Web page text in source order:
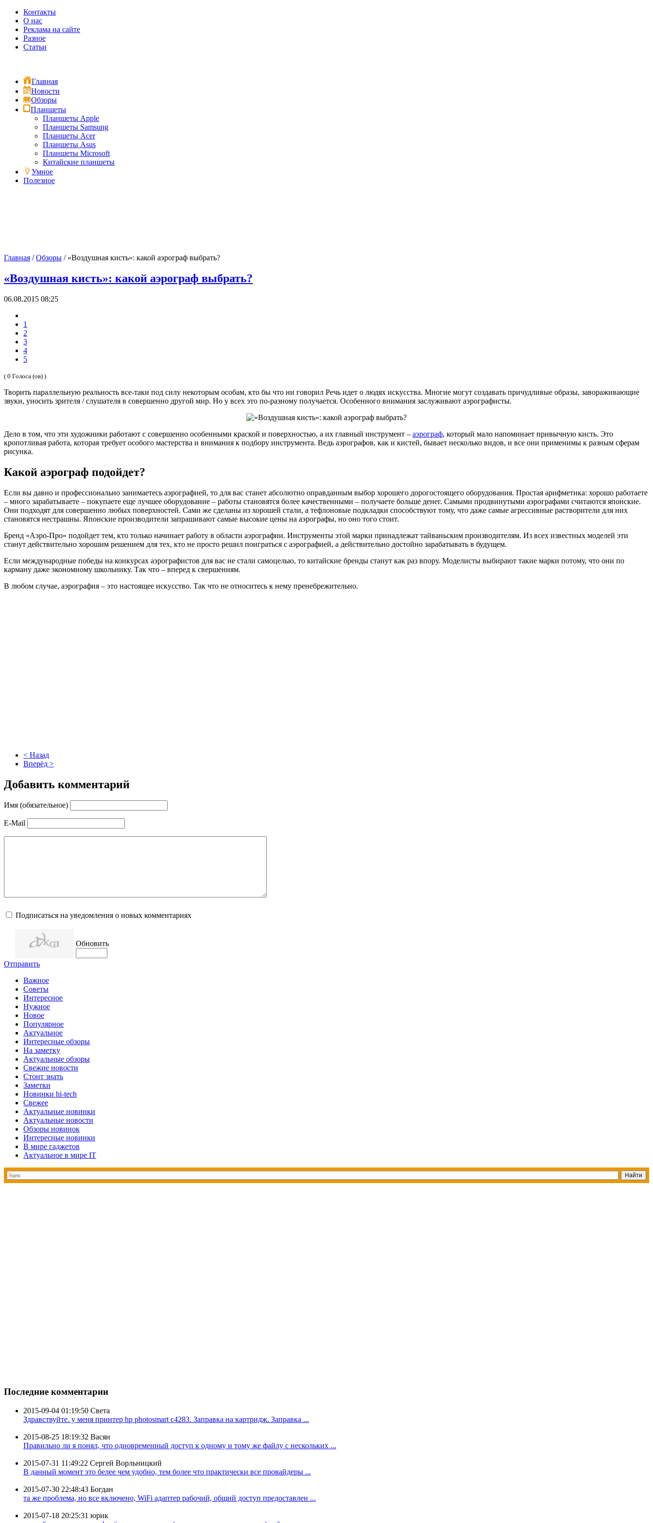
Контакты
О нас
Реклама на сайте
Разное
Статьи
Главная
Новости
Обзоры
Планшеты
Планшеты Apple
Планшеты Samsung
Планшеты Acer
Планшеты Asus
Планшеты Microsoft
Китайские планшеты
Умное
Полезное
Главная /Обзоры / «Воздушная кисть»: какой аэрограф выбрать?
«Воздушная кисть»: какой аэрограф выбрать?
06.08.2015 08:25
1
2
3
4
5
( 0 Голоса (ов) )
Творить параллельную реальность все-таки под силу некоторым особам, кто бы что ни говорил Речь идет о людях искусства. Многие могут создавать причудливые образы, завораживающие
звуки, уносить зрителя / слушателя в совершенно другой мир. Но у всех это по-разному получается. Особенного внимания заслуживают аэрографисты.
Дело в том, что эти художники работают с совершенно особенными краской и поверхностью, а их главный инструмент – аэрограф, который мало напоминает привычную кисть. Это
кропотливая работа, которая требует особого мастерства и внимания к подбору инструмента. Ведь аэрографов, как и кистей, бывает несколько видов, и все они применимы к разным сферам
рисунка.
Какой аэрограф подойдет?
Если вы давно и профессионально занимаетесь аэрографией, то для вас станет абсолютно оправданным выбор хорошего дорогостоящего оборудования. Простая арифметика: хорошо работаете
– много зарабатываете – покупаете еще лучшее оборудование – работы становятся более качественными – получаете больше денег. Самыми продвинутыми аэрографами считаются японские.
Они подходят для совершенно любых поверхностей. Сами же сделаны из хорошей стали, а тефлоновые подкладки способствуют тому, что даже самые агрессивные растворители для них
становятся нестрашны. Японские производители запрашивают самые высокие цены на аэрографы, но оно того стоит.
Бренд «Аэро-Про» подойдет тем, кто только начинает работу в области аэрографии. Инструменты этой марки принадлежат тайваньским производителям. Из всех известных моделей эти
станут действительно хорошим решением для тех, кто не просто решил поиграться с аэрографией, а действительно достойно зарабатывать в будущем.
Если международные победы на конкурсах аэрографистов для вас не стали самоцелью, то китайские бренды станут как раз впору. Моделисты выбирают такие марки потому, что они по
карману даже экономному школьнику. Так что – вперед к свершениям.
В любом случае, аэрография – это настоящее искусство. Так что не относитесь к нему пренебрежительно.
< Назад
Вперёд >
Добавить комментарий
Имя (обязательное)
E-Mail
Подписаться на уведомления о новых комментариях
Обновить
Отправить
Важное
Советы
Интересное
Нужное
Новое
Популярное
Актуальное
Интересные обзоры
На заметку
Актуальные обзоры
Свежие новости
Стоит знать
Заметки
Новинки hi-tech
Свежее
Актуальные новинки
Актуальные новости
Обзоры новинок
Интересные новинки
В мире гаджетов
Актуальное в мире IT
Последние комментарии
2015-09-04 01:19:50 Света
Здравствуйте. у меня принтер hp photosmart c4283. Заправка на картридж. Заправка ...
2015-08-25 18:19:32 Васян
Правильно ли я понял, что одновременный доступ к одному и тому же файлу с нескольких ...
2015-07-31 11:49:22 Сергей Ворльницкий
В данный момент это белее чем удобно, тем более что практически все провайдеры ...
2015-07-30 22:48:43 Богдан
та же проблема, но все включено, WiFi адаптер рабочий, общий доступ предоставлен ...
2015-07-18 20:25:31 юрик